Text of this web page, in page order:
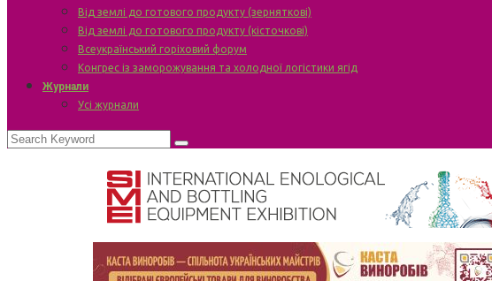
Від землі до готового продукту (зерняткові)
Від землі до готового продукту (кісточкові)
Всеукраїнський горіховий форум
Конгрес із заморожування та холодної логістики ягід
Журнали
Усі журнали